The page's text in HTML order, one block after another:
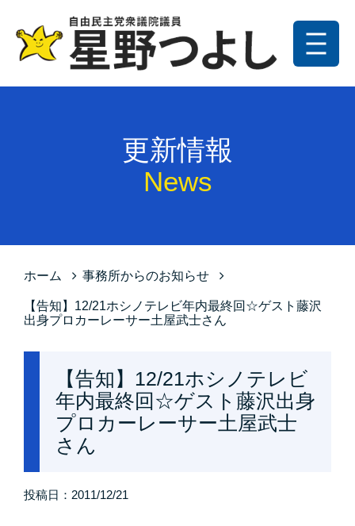
メニュー
トップ
プロフィール
星野の政策
お問い合わせ
サイトマップ
プライバシーポリシー
更新情報
News
ホーム 事務所からのお知らせ
【告知】12/21ホシノテレビ年内最終回☆ゲスト藤沢
出身プロカーレーサー土屋武士さん
【告知】12/21ホシノテレビ
年内最終回☆ゲスト藤沢出身
プロカーレーサー土屋武士
さん
投稿日： 2011/12/21